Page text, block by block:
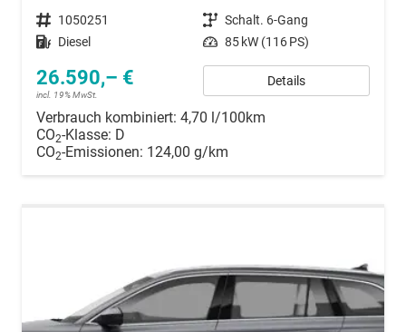
Fahrzeugnummer 1050251 Getriebe Schalt. 6-Gang
Kraftstoff Diesel Leistung 85 kW (116 PS)
26.590,– €
incl. 19% MwSt.
Details
Verbrauch kombiniert: 4,70 l/100km
CO2-Klasse: D
CO2-Emissionen: 124,00 g/km